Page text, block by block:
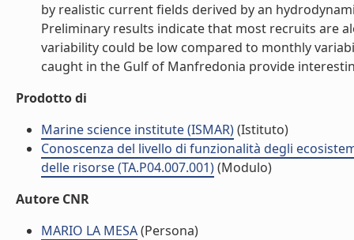
by realistic current fields derived by an
Preliminary results indicate that most recruits are
variability could be low compared to monthly
caught in the Gulf of Manfredonia provide
Prodotto di
Marine science institute (ISMAR)(Istituto)
Conoscenza del livello di funzionalità degli
delle risorse (TA.P04.007.001)(Modulo)
Autore CNR
MARIO LA MESA(Persona)